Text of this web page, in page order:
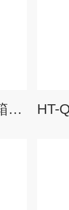
光耦合多应力氙灯老化箱HT-QSUN-014